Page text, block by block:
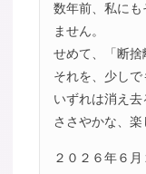
数年前、私にも
ません。
せめて、「断捨
それを、少しで
いずれは消え去
ささやかな、楽
２０２６年６月